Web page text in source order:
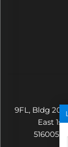
9FL, Bldg 20,
East